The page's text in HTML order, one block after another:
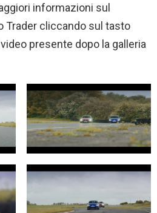
informazioni sul
Trader cliccando sul tasto
presente dopo la galleria